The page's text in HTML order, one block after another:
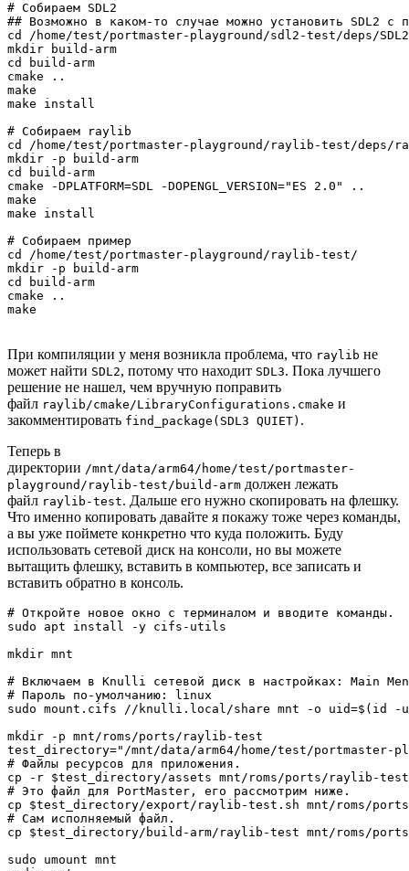
# Собираем SDL2
## Возможно в каком-то случае можно установить SDL2
cd /home/test/portmaster-playground/sdl2-test/deps/
mkdir build-arm
cd build-arm
cmake ..
make
make install
# Собираем raylib
cd /home/test/portmaster-playground/raylib-test/deps/
mkdir -p build-arm
cd build-arm
cmake -DPLATFORM=SDL -DOPENGL_VERSION="ES 2.0" ..
make
make install
# Собираем пример
cd /home/test/portmaster-playground/raylib-test/
mkdir -p build-arm
cd build-arm
cmake ..
make
При компиляции у меня возникла проблема, что raylib не
может найти SDL2, потому что находит SDL3. Пока лучшего
решение не нашел, чем вручную поправить
файл raylib/cmake/LibraryConfigurations.cmake и
закомментировать find_package(SDL3 QUIET) .
Теперь в
директории /mnt/data/arm64/home/test/portmaster-
playground/raylib-test/build-arm должен лежать
файл raylib-test. Дальше его нужно скопировать на флешку.
Что именно копировать давайте я покажу тоже через команды,
а вы уже поймете конкретно что куда положить. Буду
использовать сетевой диск на консоли, но вы можете
вытащить флешку, вставить в компьютер, все записать и
вставить обратно в консоль.
# Откройте новое окно с терминалом и вводите команды.
sudo apt install -y cifs-utils
mkdir mnt
# Включаем в Knulli сетевой диск в настройках: Main
# Пароль по-умолчанию: linux
sudo mount.cifs //knulli.local/share mnt -o uid=$(id -
mkdir -p mnt/roms/ports/raylib-test
test_directory="/mnt/data/arm64/home/test/portmaster-
# Файлы ресурсов для приложения.
cp -r $test_directory/assets mnt/roms/ports/raylib-
# Это файл для PortMaster, его рассмотрим ниже.
cp $test_directory/export/raylib-test.sh mnt/roms/ports
# Сам исполняемый файл.
cp $test_directory/build-arm/raylib-test mnt/roms/
sudo umount mnt